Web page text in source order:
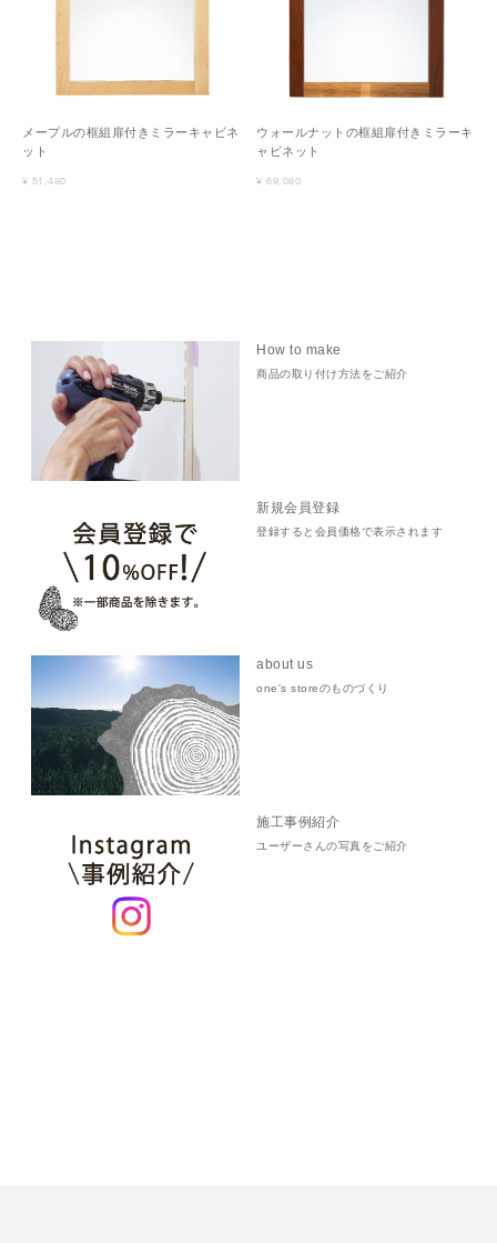
メープルの框組扉付きミラーキャビネ
ット
¥ 51,480
ウォールナットの框組扉付きミラーキ
ャビネット
¥ 69,080
How to make
商品の取り付け方法をご紹介
新規会員登録
登録すると会員価格で表示されます
about us
one's storeのものづくり
施工事例紹介
ユーザーさんの写真をご紹介